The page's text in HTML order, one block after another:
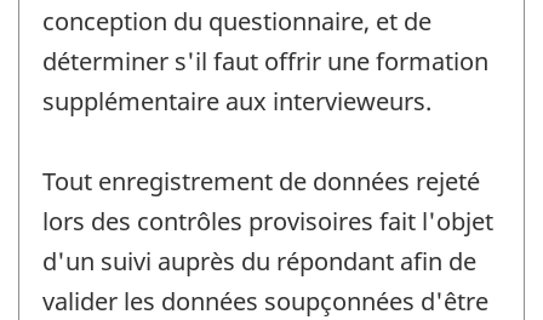
conception du questionnaire, et de
déterminer s'il faut offrir une formation
supplémentaire aux intervieweurs.
Tout enregistrement de données rejeté
lors des contrôles provisoires fait l'objet
d'un suivi auprès du répondant afin de
valider les données soupçonnées d'être